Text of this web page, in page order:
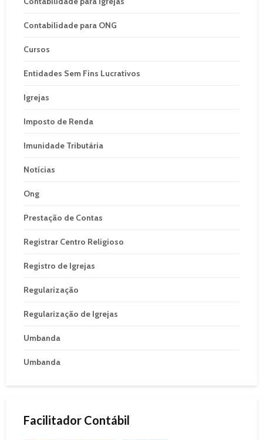
Contabilidade para ONG
Cursos
Entidades Sem Fins Lucrativos
Igrejas
Imposto de Renda
Imunidade Tributária
Notícias
Ong
Prestação de Contas
Registrar Centro Religioso
Registro de Igrejas
Regularização
Regularização de Igrejas
Umbanda
Umbanda
Facilitador Contábil